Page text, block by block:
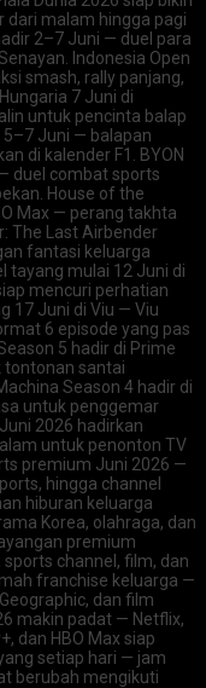
dari malam hingga pagi
2–7 Juni — duel para
Indonesia Open
smash, rally panjang,
7 Juni di
untuk pencinta balap
5–7 Juni — balapan
di kalender F1. BYON
duel combat sports
House of the
Max — perang takhta
The Last Airbender
fantasi keluarga
tayang mulai 12 Juni di
mencuri perhatian
17 Juni di Viu — Viu
6 episode yang pas
5 hadir di Prime
santai
Season 4 hadir di
untuk penggemar
2026 hadirkan
untuk penonton TV
premium Juni 2026 —
hingga channel
hiburan keluarga
Korea, olahraga, dan
premium
channel, film, dan
franchise keluarga —
dan film
makin padat — Netflix,
dan HBO Max siap
setiap hari — jam
berubah mengikuti